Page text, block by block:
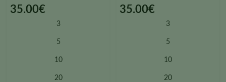
35.00€
3
5
10
20
This
35.00€
3
5
10
20
This